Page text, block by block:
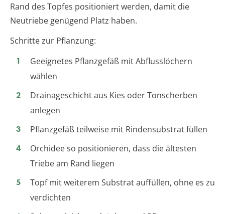
Rand des Topfes positioniert werden, damit die
Neutriebe genügend Platz haben.
Schritte zur Pflanzung:
Geeignetes Pflanzgefäß mit Abflusslöchern
wählen
Drainageschicht aus Kies oder Tonscherben
anlegen
Pflanzgefäß teilweise mit Rindensubstrat füllen
Orchidee so positionieren, dass die ältesten
Triebe am Rand liegen
Topf mit weiterem Substrat auffüllen, ohne es zu
verdichten